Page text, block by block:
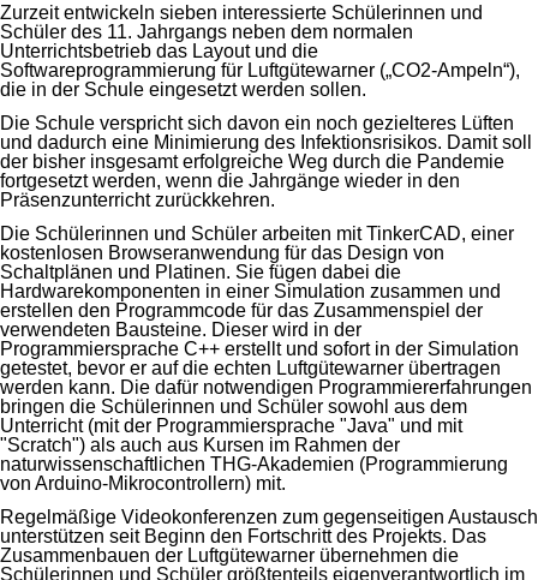
Zurzeit entwickeln sieben interessierte Schülerinnen und
Schüler des 11. Jahrgangs neben dem normalen
Unterrichtsbetrieb das Layout und die
Softwareprogrammierung für Luftgütewarner („CO2-Ampeln“),
die in der Schule eingesetzt werden sollen.
Die Schule verspricht sich davon ein noch gezielteres Lüften
und dadurch eine Minimierung des Infektionsrisikos. Damit soll
der bisher insgesamt erfolgreiche Weg durch die Pandemie
fortgesetzt werden, wenn die Jahrgänge wieder in den
Präsenzunterricht zurückkehren.
Die Schülerinnen und Schüler arbeiten mit TinkerCAD, einer
kostenlosen Browseranwendung für das Design von
Schaltplänen und Platinen. Sie fügen dabei die
Hardwarekomponenten in einer Simulation zusammen und
erstellen den Programmcode für das Zusammenspiel der
verwendeten Bausteine. Dieser wird in der
Programmiersprache C++ erstellt und sofort in der Simulation
getestet, bevor er auf die echten Luftgütewarner übertragen
werden kann. Die dafür notwendigen Programmiererfahrungen
bringen die Schülerinnen und Schüler sowohl aus dem
Unterricht (mit der Programmiersprache "Java" und mit
"Scratch") als auch aus Kursen im Rahmen der
naturwissenschaftlichen THG-Akademien (Programmierung
von Arduino-Mikrocontrollern) mit.
Regelmäßige Videokonferenzen zum gegenseitigen Austausch
unterstützen seit Beginn den Fortschritt des Projekts. Das
Zusammenbauen der Luftgütewarner übernehmen die
Schülerinnen und Schüler größtenteils eigenverantwortlich im